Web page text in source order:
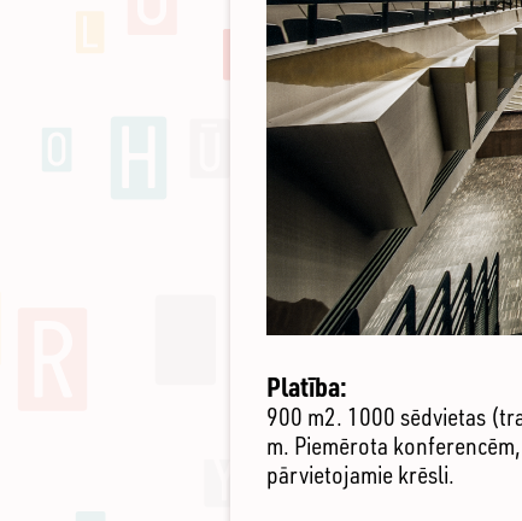
Platība:
900 m2. 1000 sēdvietas
m. Piemērota
pārvietojamie krēsli.